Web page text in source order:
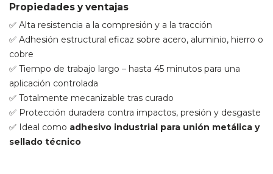
Propiedades y ventajas
✅ Alta resistencia a la compresión y a la tracción
✅ Adhesión estructural eficaz sobre acero, aluminio, hierro o
cobre
✅ Tiempo de trabajo largo – hasta 45 minutos para una
aplicación controlada
✅ Totalmente mecanizable tras curado
✅ Protección duradera contra impactos, presión y desgaste
✅ Ideal como adhesivo industrial para unión metálica y
sellado técnico